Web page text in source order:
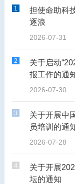
1
担使命助科
逐浪
2026-07-31
2
关于启动
报工作的通
2026-07-30
3
关于开展中
员培训的通
2026-07-28
4
关于开展
坛的通知